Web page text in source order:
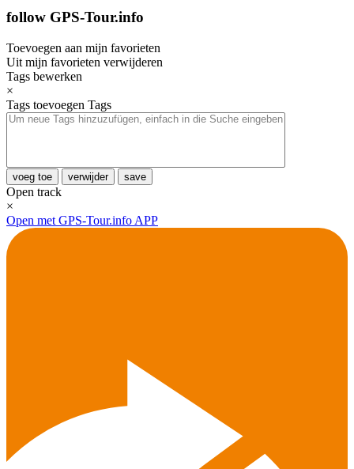
follow GPS-Tour.info
Toevoegen aan mijn favorieten
Uit mijn favorieten verwijderen
Tags bewerken
×
Tags toevoegen Tags
voeg toe verwijder save
Open track
×
Open met GPS-Tour.info APP